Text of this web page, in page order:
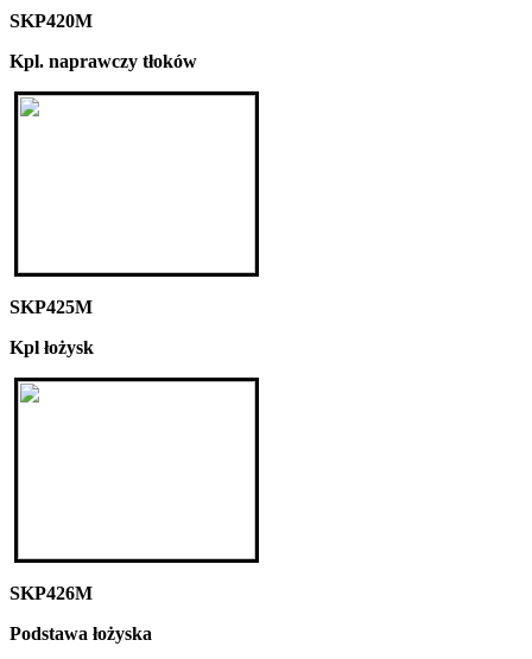
SKP420M
Kpl. naprawczy tłoków
SKP425M
Kpl łożysk
SKP426M
Podstawa łożyska